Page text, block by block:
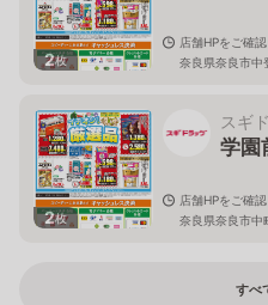
2枚
店舗HPをご確
奈良県奈良市中
2枚
スギ
学園
店舗HPをご確
奈良県奈良市中
すべ